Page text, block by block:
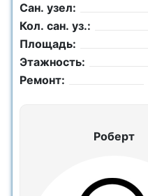
Сан. узел:
Кол. сан. уз.:
Площадь:
Этажность:
Ремонт:
Роберт